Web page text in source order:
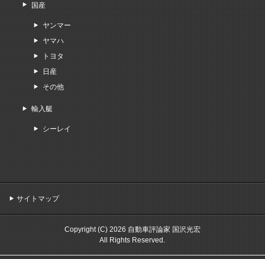
国産
ヤンマー
ヤマハ
トヨタ
日産
その他
輸入艇
シーレイ
サイトマップ
Copyright (C) 2026 自動車評論家 国沢光宏
All Rights Reserved.